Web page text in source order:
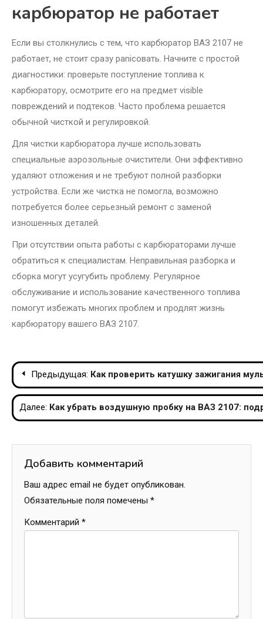
карбюратор не работает
Если вы столкнулись с тем, что карбюратор ВАЗ 2107 не
работает, не стоит сразу panicовать. Начните с простой
диагностики: проверьте поступление топлива к
карбюратору, осмотрите его на предмет visible
повреждений и подтеков. Часто проблема решается
обычной чисткой и регулировкой.
Для чистки карбюратора лучше использовать
специальные аэрозольные очистители. Они эффективно
удаляют отложения и не требуют полной разборки
устройства. Если же чистка не помогла, возможно
потребуется более серьезный ремонт с заменой
изношенных деталей.
При отсутствии опыта работы с карбюраторами лучше
обратиться к специалистам. Неправильная разборка и
сборка могут усугубить проблему. Регулярное
обслуживание и использование качественного топлива
помогут избежать многих проблем и продлят жизнь
карбюратору вашего ВАЗ 2107.
Навигация
по
записям
Предыдущая: Как проверить катушку зажигания
Далее: Как убрать воздушную пробку на ВАЗ 2107:
Добавить комментарий
Ваш адрес email не будет опубликован.
Обязательные поля помечены *
Комментарий *